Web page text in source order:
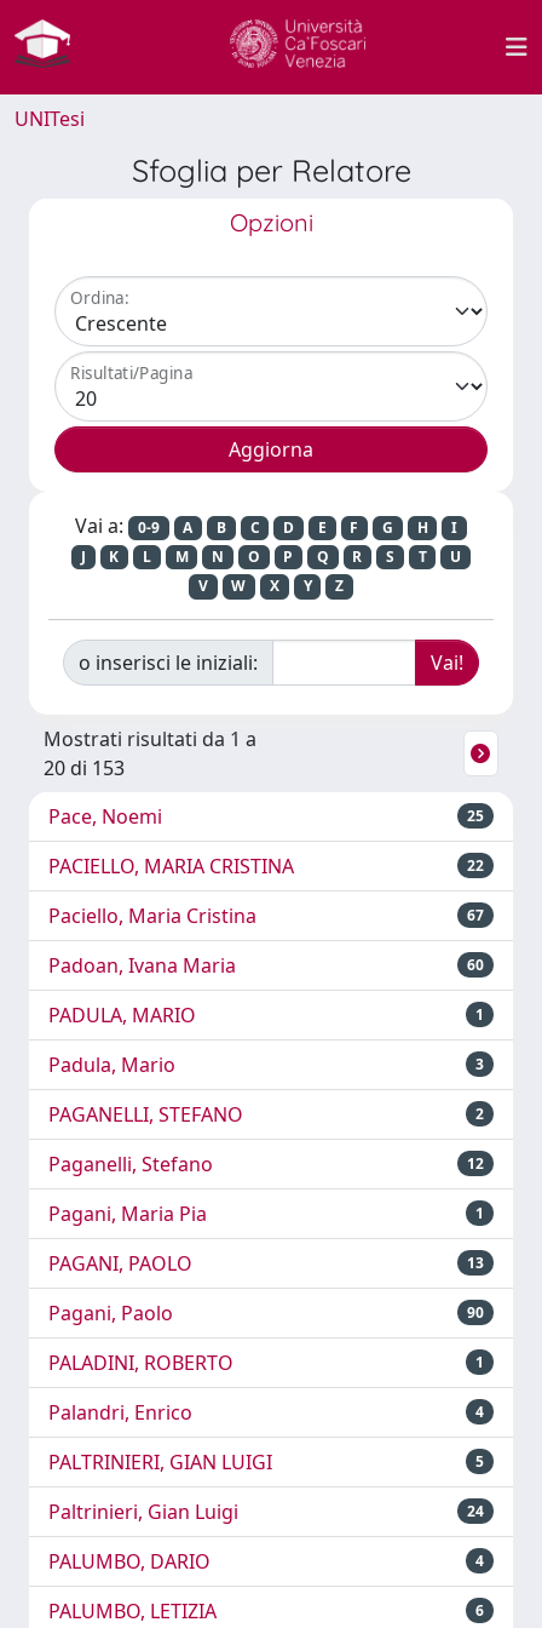
UNITesi
Sfoglia per Relatore
Opzioni
Ordina:
Risultati/Pagina
Vai a: 0-9 A B C D E F G H
I
J
K L M N O P Q R S T
U
V
W X Y Z
o inserisci le iniziali:
Mostrati risultati da 1 a
20 di 153
Pace, Noemi
25
PACIELLO, MARIA CRISTINA 22
Paciello, Maria Cristina 67
Padoan, Ivana Maria 60
PADULA, MARIO 1
Padula, Mario 3
PAGANELLI, STEFANO 2
Paganelli, Stefano 12
Pagani, Maria Pia 1
PAGANI, PAOLO 13
Pagani, Paolo 90
PALADINI, ROBERTO 1
Palandri, Enrico 4
PALTRINIERI, GIAN LUIGI 5
Paltrinieri, Gian Luigi 24
PALUMBO, DARIO 4
PALUMBO, LETIZIA 6